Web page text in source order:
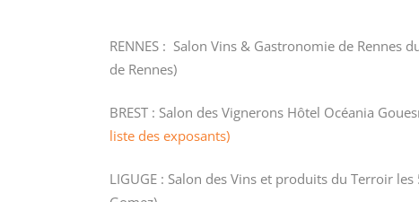
RENNES : Salon Vins & Gastronomie de
de Rennes)
BREST : Salon des Vignerons Hôtel Océania
liste des exposants)
LIGUGE : Salon des Vins et produits du Terroir